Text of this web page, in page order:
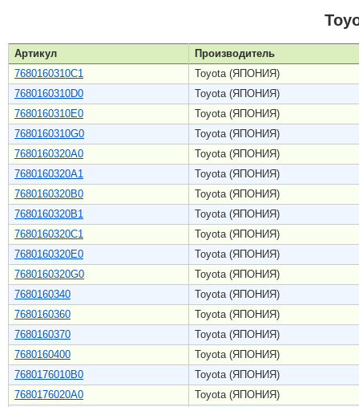
Артикул
Производитель
7680160310C1
Toyota (ЯПОНИЯ)
7680160310D0
Toyota (ЯПОНИЯ)
7680160310E0
Toyota (ЯПОНИЯ)
7680160310G0
Toyota (ЯПОНИЯ)
7680160320A0
Toyota (ЯПОНИЯ)
7680160320A1
Toyota (ЯПОНИЯ)
7680160320B0
Toyota (ЯПОНИЯ)
7680160320B1
Toyota (ЯПОНИЯ)
7680160320C1
Toyota (ЯПОНИЯ)
7680160320E0
Toyota (ЯПОНИЯ)
7680160320G0
Toyota (ЯПОНИЯ)
7680160340
Toyota (ЯПОНИЯ)
7680160360
Toyota (ЯПОНИЯ)
7680160370
Toyota (ЯПОНИЯ)
7680160400
Toyota (ЯПОНИЯ)
7680176010B0
Toyota (ЯПОНИЯ)
7680176020A0
Toyota (ЯПОНИЯ)